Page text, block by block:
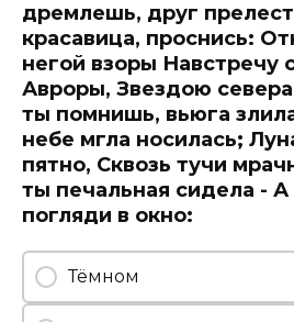
дремлешь, друг
красавица, проснись:
негой взоры Навстречу
Авроры, Звездою
ты помнишь, вьюга
небе мгла носилась;
пятно, Сквозь тучи
ты печальная сидела -
погляди в окно:
Тёмном